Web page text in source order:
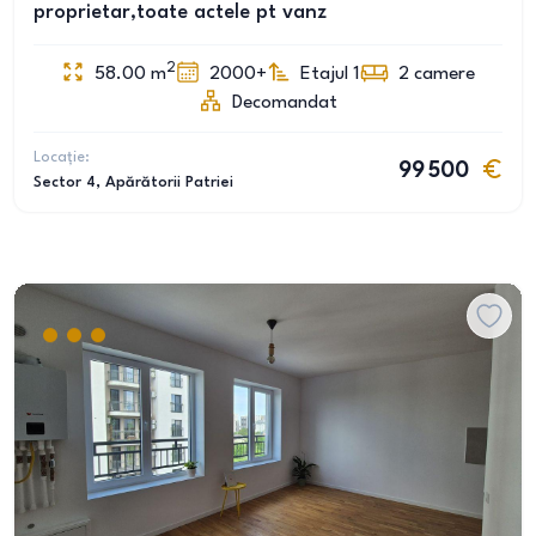
proprietar,toate actele pt vanz
58.00 m2 2000+ Etajul 1 2 camere
Decomandat
Locație:
Sector 4, Apărătorii Patriei
99 500